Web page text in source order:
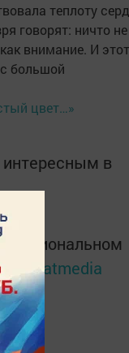
теплоту
говорят: ничто
внимание. И этот
большой
цвет…»
в
национальном
tatmedia